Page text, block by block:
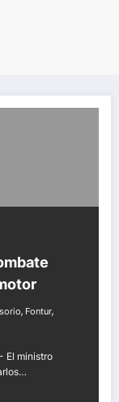
, Fontur,
El ministro